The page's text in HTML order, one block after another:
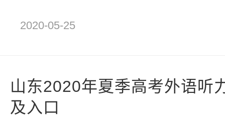
2020-05-25
山东2020年夏季高考外语听
及入口